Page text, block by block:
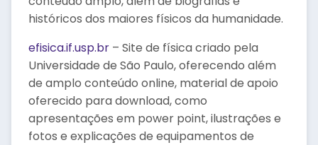
históricos dos maiores físicos da humanidade.
efisica.if.usp.br – Site de física criado pela
Universidade de São Paulo, oferecendo além
de amplo conteúdo online, material de apoio
oferecido para download, como
apresentações em power point, ilustrações e
fotos e explicações de equipamentos de